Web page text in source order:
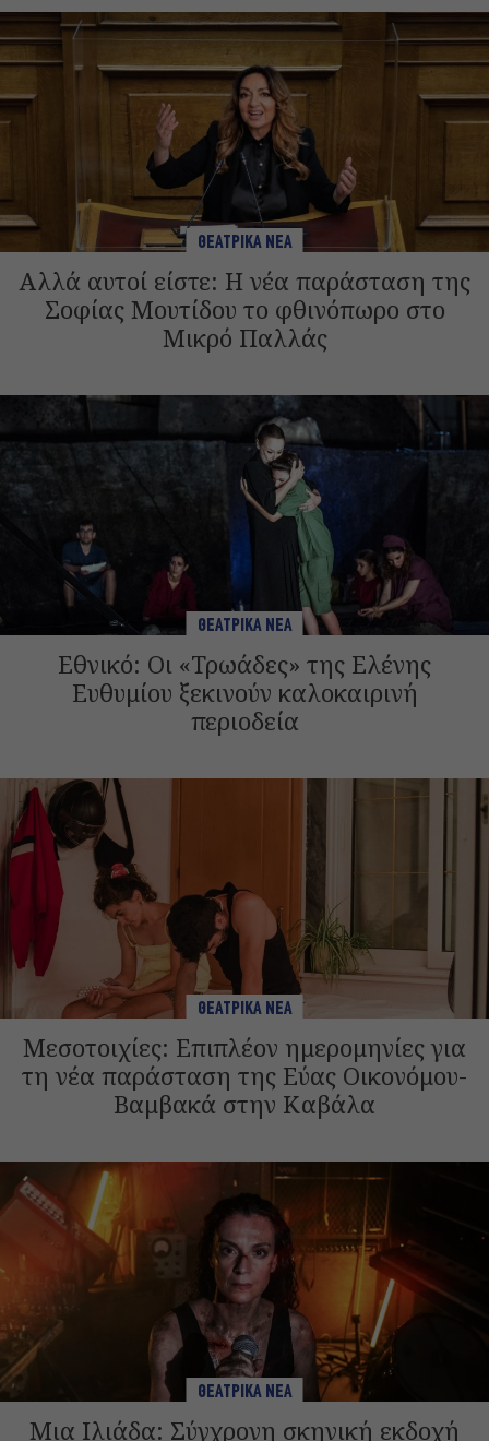
ΘΕΑΤΡΙΚΑ ΝΕΑ
Αλλά αυτοί είστε: Η νέα παράσταση της
Σοφίας Μουτίδου το φθινόπωρο στο
Μικρό Παλλάς
ΘΕΑΤΡΙΚΑ ΝΕΑ
Εθνικό: Οι «Τρωάδες» της Ελένης
Ευθυμίου ξεκινούν καλοκαιρινή
περιοδεία
ΘΕΑΤΡΙΚΑ ΝΕΑ
Μεσοτοιχίες: Επιπλέον ημερομηνίες για
τη νέα παράσταση της Εύας Οικονόμου-
Βαμβακά στην Καβάλα
ΘΕΑΤΡΙΚΑ ΝΕΑ
Μια Ιλιάδα: Σύγχρονη σκηνική εκδοχή